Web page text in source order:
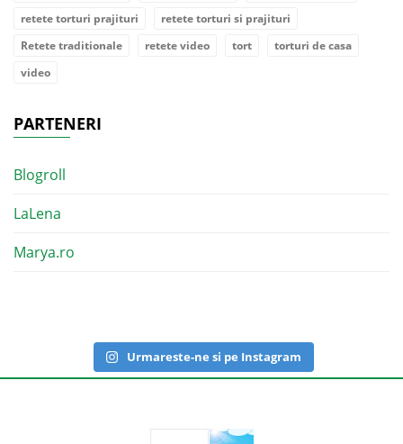
retete torturi prajituri
retete torturi si prajituri
Retete traditionale
retete video tort
torturi de casa
video
PARTENERI
Blogroll
LaLena
Marya.ro
Urmareste-ne si pe Instagram